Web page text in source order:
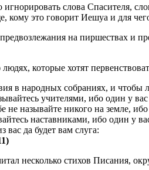
слова Спасителя,
кому это говорит Иешуа и для
на пиршествах и
которые хотят
в народных собраниях, и чтобы
учителями, ибо один у
не называйте никого на земле,
наставниками, ибо один у
вас да будет вам слуга:
несколько стихов Писания,